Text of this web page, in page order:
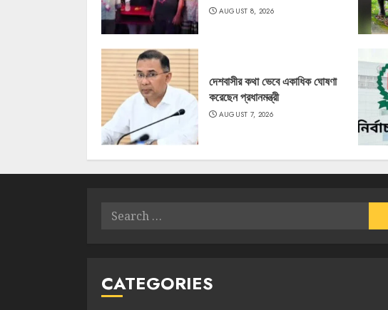
AUGUST 8, 2026
দেশবাসীর কথা ভেবে একাধিক ঘোষণা
করেছেন প্রধানমন্ত্রী
AUGUST 7, 2026
Search
CATEGORIES